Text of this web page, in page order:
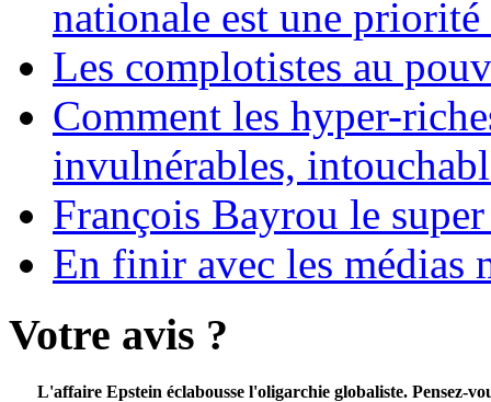
nationale est une
Les complotistes au
Comment les hyper-
invulnérables,
François Bayrou le
En finir avec les médias
Votre avis ?
L'affaire Epstein éclabousse l'oligarchie globaliste. Pensez-